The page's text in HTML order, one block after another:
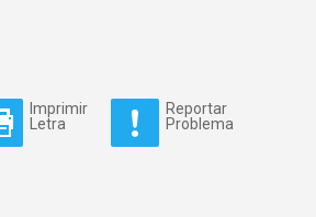
Imprimir
Letra
Reportar
Problema